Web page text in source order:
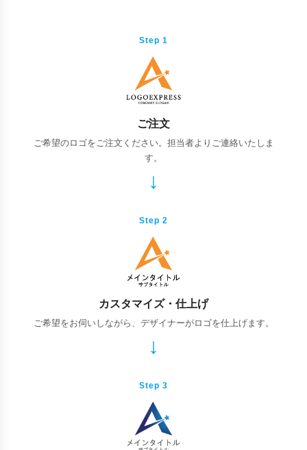
Step 1
ご注文
ご希望のロゴをご注文ください。担当者よりご連絡いたしま
す。
Step 2
カスタマイズ・仕上げ
ご希望をお伺いしながら、デザイナーがロゴを仕上げます。
Step 3